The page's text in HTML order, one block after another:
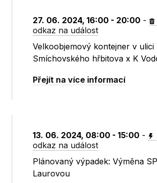
27. 06. 2024, 16:00 - 20:00 -
odkaz na událost
Velkoobjemový kontejner v ulici
Smíchovského hřbitova x K
Přejít na více informací
13. 06. 2024, 08:00 - 15:00 -
odkaz na událost
Plánovaný výpadek: Výměna
Laurovou